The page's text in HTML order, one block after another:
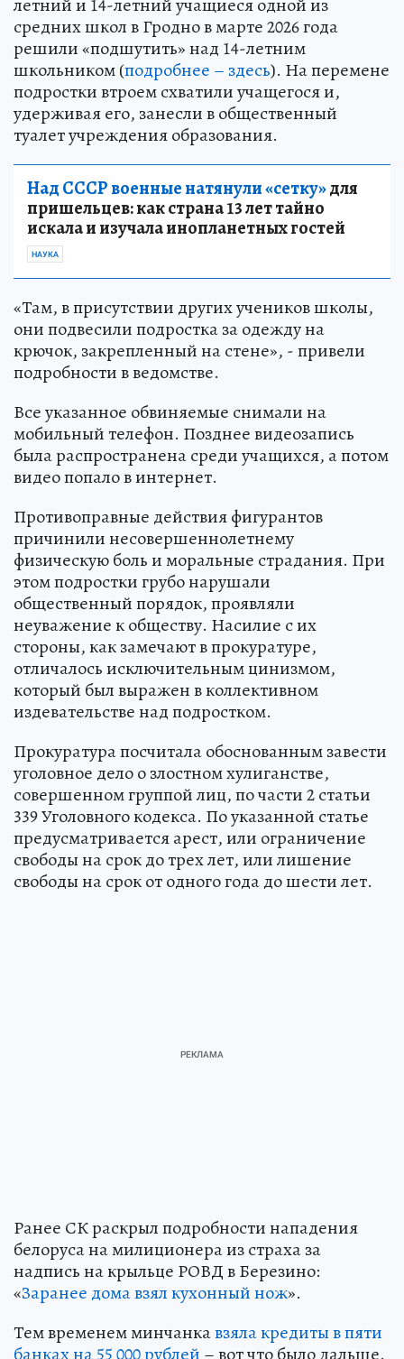
средних школ в Гродно в марте 2026 года
решили «подшутить» над 14-летним
школьником (подробнее – здесь). На перемене
подростки втроем схватили учащегося и,
удерживая его, занесли в общественный
туалет учреждения образования.
Над СССР военные натянули «сетку»для
пришельцев: как страна 13 лет тайно
искала и изучала инопланетных гостей
НАУКА
«Там, в присутствии других учеников школы,
они подвесили подростка за одежду на
крючок, закрепленный на стене», - привели
подробности в ведомстве.
Все указанное обвиняемые снимали на
мобильный телефон. Позднее видеозапись
была распространена среди учащихся, а потом
видео попало в интернет.
Противоправные действия фигурантов
причинили несовершеннолетнему
физическую боль и моральные страдания. При
этом подростки грубо нарушали
общественный порядок, проявляли
неуважение к обществу. Насилие с их
стороны, как замечают в прокуратуре,
отличалось исключительным цинизмом,
который был выражен в коллективном
издевательстве над подростком.
Прокуратура посчитала обоснованным завести
уголовное дело о злостном хулиганстве,
совершенном группой лиц, по части 2 статьи
339 Уголовного кодекса. По указанной статье
предусматривается арест, или ограничение
свободы на срок до трех лет, или лишение
свободы на срок от одного года до шести лет.
Ранее СК раскрыл подробности нападения
белоруса на милиционера из страха за
надпись на крыльце РОВД в Березино:
«Заранее дома взял кухонный нож».
Тем временем минчанкавзяла кредиты в пяти
банках на 55 000 рублей – вот что было дальше.